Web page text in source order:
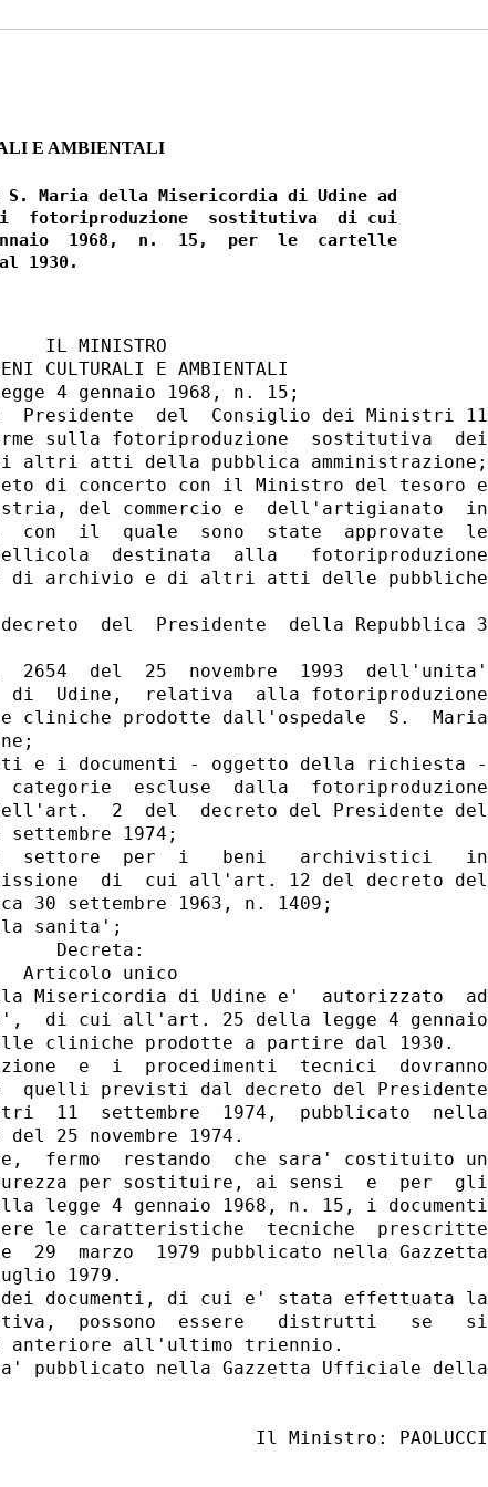
E AMBIENTALI
Maria della Misericordia di Udine ad
fotoriproduzione  sostitutiva  di cui
1968,  n.  15,  per  le  cartelle
IL MINISTRO
CULTURALI E AMBIENTALI
4 gennaio 1968, n. 15;
Presidente  del  Consiglio dei Ministri 11
sulla fotoriproduzione  sostitutiva  dei
altri atti della pubblica amministrazione;
di concerto con il Ministro del tesoro e
del commercio e  dell'artigianato  in
con  il  quale  sono  state  approvate  le
destinata  alla   fotoriproduzione
di archivio e di altri atti delle pubbliche
del  Presidente  della Repubblica 3
2654  del  25  novembre  1993  dell'unita'
Udine,  relativa  alla fotoriproduzione
prodotte dall'ospedale  S.  Maria
e i documenti - oggetto della richiesta -
categorie  escluse  dalla  fotoriproduzione
2  del  decreto del Presidente del
1974;
settore  per  i   beni   archivistici   in
di  cui all'art. 12 del decreto del
30 settembre 1963, n. 1409;
sanita';
Decreta:
Articolo unico
Misericordia di Udine e'  autorizzato  ad
di cui all'art. 25 della legge 4 gennaio
cliniche prodotte a partire dal 1930.
e  i  procedimenti  tecnici  dovranno
quelli previsti dal decreto del Presidente
11  settembre  1974,  pubblicato  nella
25 novembre 1974.
fermo  restando  che sara' costituito un
per sostituire, ai sensi  e  per  gli
4 gennaio 1968, n. 15, i documenti
le caratteristiche  tecniche  prescritte
29  marzo  1979 pubblicato nella Gazzetta
1979.
documenti, di cui e' stata effettuata la
possono  essere   distrutti   se   si
anteriore all'ultimo triennio.
pubblicato nella Gazzetta Ufficiale della